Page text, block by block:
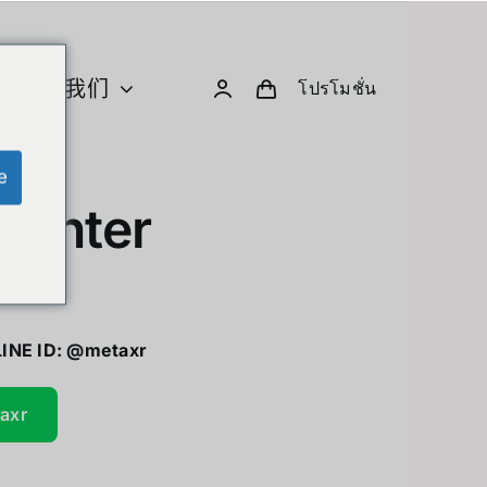
与计算
& Peripherals
Server
关于我们 โปรโมชั่น
ID:@metaxr